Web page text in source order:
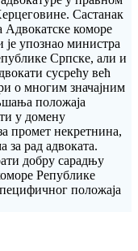
Састанак
Адвокатске коморе
упознао министра
Српске, али и
сусрећу већ
о многим значајним
положаја
у домену
промет некретнина,
за рад адвоката.
добру сарадњу
Републике
положаја